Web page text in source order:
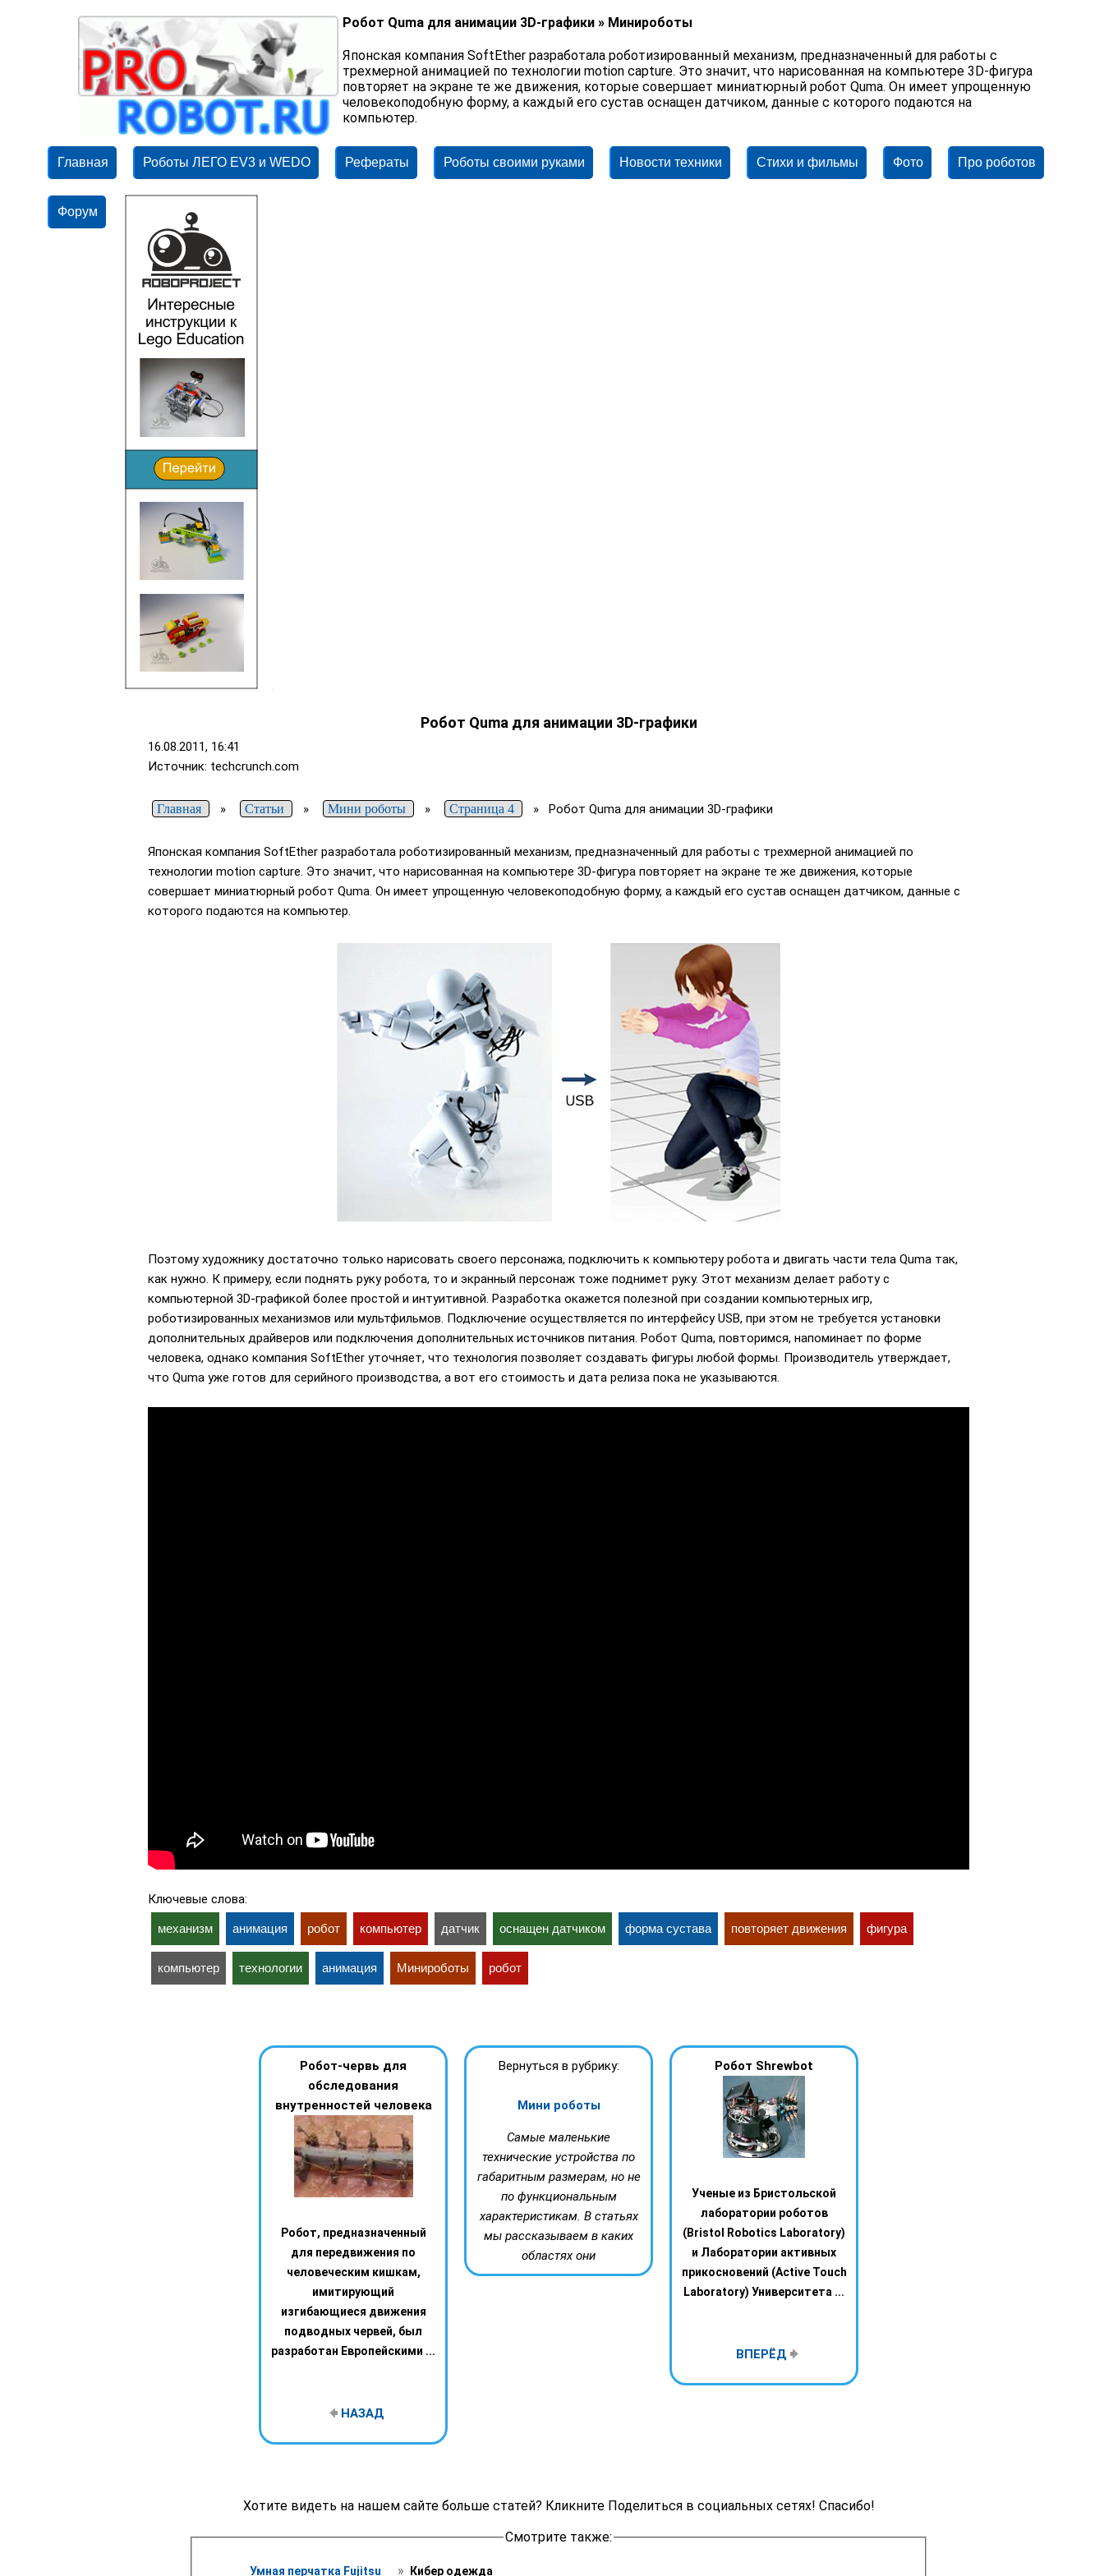
Робот Quma для анимации 3D-графики » Минироботы
Японская компания SoftEther разработала роботизированный механизм, предназначенный для работы с
трехмерной анимацией по технологии motion capture. Это значит, что нарисованная на компьютере 3D-фигура
повторяет на экране те же движения, которые совершает миниатюрный робот Quma. Он имеет упрощенную
человекоподобную форму, а каждый его сустав оснащен датчиком, данные с которого подаются на
компьютер.
Главная Роботы ЛЕГО EV3 и WEDO Рефераты Роботы своими руками Новости техники Стихи и фильмы Фото Про роботов
Форум
Робот Quma для анимации 3D-графики
16.08.2011, 16:41
Источник: techcrunch.com
Главная » Статьи » Мини роботы » Страница 4 » Робот Quma для анимации 3D-графики
Японская компания SoftEther разработала роботизированный механизм, предназначенный для работы с трехмерной анимацией по
технологии motion capture. Это значит, что нарисованная на компьютере 3D-фигура повторяет на экране те же движения, которые
совершает миниатюрный робот Quma. Он имеет упрощенную человекоподобную форму, а каждый его сустав оснащен датчиком, данные с
которого подаются на компьютер.
Поэтому художнику достаточно только нарисовать своего персонажа, подключить к компьютеру робота и двигать части тела Quma так,
как нужно. К примеру, если поднять руку робота, то и экранный персонаж тоже поднимет руку. Этот механизм делает работу с
компьютерной 3D-графикой более простой и интуитивной. Разработка окажется полезной при создании компьютерных игр,
роботизированных механизмов или мультфильмов. Подключение осуществляется по интерфейсу USB, при этом не требуется установки
дополнительных драйверов или подключения дополнительных источников питания. Робот Quma, повторимся, напоминает по форме
человека, однако компания SoftEther уточняет, что технология позволяет создавать фигуры любой формы. Производитель утверждает,
что Quma уже готов для серийного производства, а вот его стоимость и дата релиза пока не указываются.
Ключевые слова:
механизм анимация робот компьютер датчик оснащен датчиком форма сустава повторяет движения фигура
компьютер технологии анимация Минироботы робот
Робот-червь для
обследования
внутренностей человека
Робот, предназначенный
для передвижения по
человеческим кишкам,
имитирующий
изгибающиеся движения
подводных червей, был
разработан Европейскими ...
НАЗАД
Вернуться в рубрику:
Мини роботы
Самые маленькие
технические устройства по
габаритным размерам, но не
по функциональным
характеристикам. В статьях
мы рассказываем в каких
областях они
Робот Shrewbot
Ученые из Бристольской
лаборатории роботов
(Bristol Robotics Laboratory)
и Лаборатории активных
прикосновений (Active Touch
Laboratory) Университета ...
ВПЕРЁД
Хотите видеть на нашем сайте больше статей? Кликните Поделиться в социальных сетях! Спасибо!
Смотрите также:
Умная перчатка Fujitsu » Кибер одежда